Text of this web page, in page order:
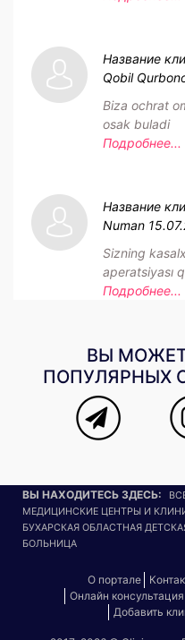
Название
Qobil
Biza ochrat
osak buladi
Подробнее...
Название
Numan
Sizning
aperatsiyası
Подробнее...
ВЫ
ПОПУЛЯРНЫХ
ВЫ НАХОДИТЕСЬ ЗДЕСЬ:
МЕДИЦИНСКИЕ ЦЕНТРЫ И
БУХАРСКАЯ ОБЛАСТНАЯ
БОЛЬНИЦА
О портале
Онлайн консультация
Добавить